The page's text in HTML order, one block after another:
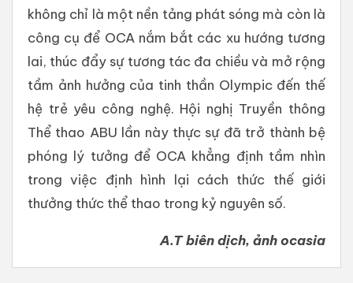
không chỉ là một nền tảng phát sóng mà còn là
công cụ để OCA nắm bắt các xu hướng tương
lai, thúc đẩy sự tương tác đa chiều và mở rộng
tầm ảnh hưởng của tinh thần Olympic đến thế
hệ trẻ yêu công nghệ. Hội nghị Truyền thông
Thể thao ABU lần này thực sự đã trở thành bệ
phóng lý tưởng để OCA khẳng định tầm nhìn
trong việc định hình lại cách thức thế giới
thưởng thức thể thao trong kỷ nguyên số.
A.T biên dịch, ảnh ocasia